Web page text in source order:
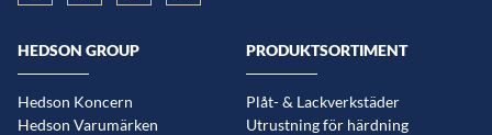
HEDSON GROUP
Hedson Koncern
Hedson Varumärken
PRODUKTSORTIMENT
Plåt- & Lackverkstäder
Utrustning för härdning